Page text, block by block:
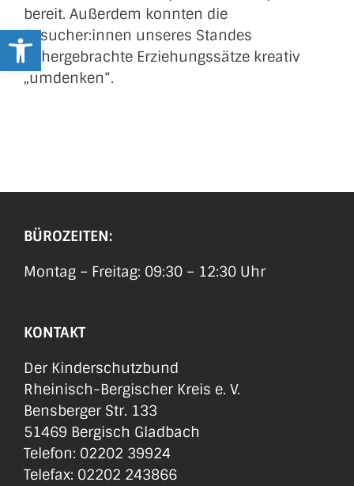
bereit. Außerdem konnten die
Besucher:innen unseres Standes
althergebrachte Erziehungssätze kreativ
„umdenken“.
BÜROZEITEN:
Montag – Freitag: 09:30 – 12:30 Uhr
KONTAKT
Der Kinderschutzbund
Rheinisch-Bergischer Kreis e. V.
Bensberger Str. 133
51469 Bergisch Gladbach
Telefon: 02202 39924
Telefax: 02202 243866
Werkzeugleiste öffnen